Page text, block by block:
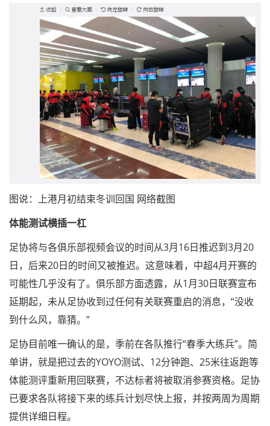
图说：上港月初结束冬训回国 网络截图
体能测试横插一杠
足协将与各俱乐部视频会议的时间从3月16日推迟到3月20
日，后来20日的时间又被推迟。这意味着，中超4月开赛的
可能性几乎没有了。俱乐部方面透露，从1月30日联赛宣布
延期起，未从足协收到过任何有关联赛重启的消息，“没收
到什么风，靠猜。”
足协目前唯一确认的是，季前在各队推行“春季大练兵”。简
单讲，就是把过去的YOYO测试、12分钟跑、25米往返跑等
体能测评重新用回联赛，不达标者将被取消参赛资格。足协
已要求各队将接下来的练兵计划尽快上报，并按两周为周期
提供详细日程。